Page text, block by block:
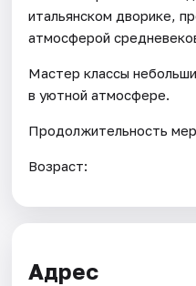
итальянском дворике,
атмосферой
Мастер классы
в уютной атмосфере.
Продолжительность
Возраст:
Адрес